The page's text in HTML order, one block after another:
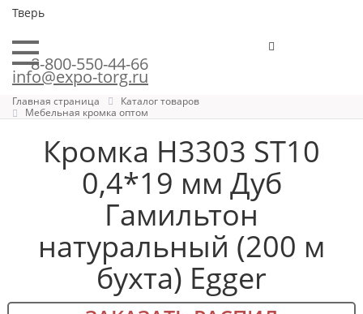
Тверь
8-800-550-44-66
info@expo-torg.ru
Главная страница
Каталог товаров
Мебельная кромка оптом
Кромка H3303 ST10
0,4*19 мм Дуб
Гамильтон
натуральный (200 м
бухта) Egger